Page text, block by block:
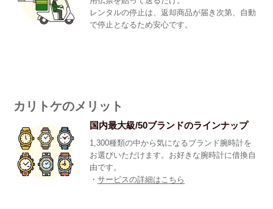
レンタルの停止は、返却商品が届き次第、自動
で停止となるため安心です。
カリトケのメリット
国内最大級/50ブランドのラインナップ
1,300種類の中から気になるブランド腕時計を
お選びいただけます。お好きな腕時計に借換自
由です。
・サービスの詳細はこちら